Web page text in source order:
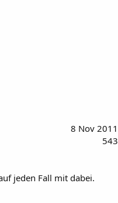
8 Nov 2011
543
jeden Fall mit dabei.